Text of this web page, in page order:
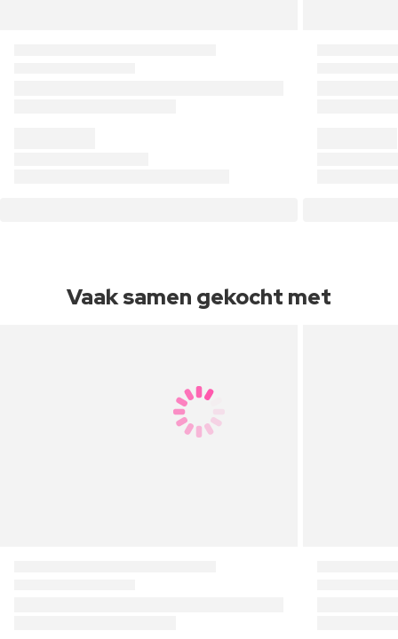
Vaak samen gekocht met